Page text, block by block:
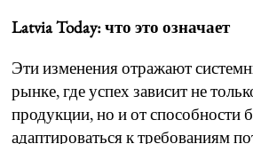
Latvia Today: что это означает
Эти изменения отражают
рынке, где успех зависит не
продукции, но и от способности
адаптироваться к требованиям